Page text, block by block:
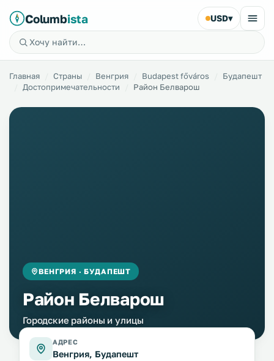
Columbista USD▾
Главная Страны Венгрия Budapest főváros
Будапешт
Достопримечательности
Район Белварош
ВЕНГРИЯ · БУДАПЕШТ
Район Белварош
Городские районы и улицы
АДРЕС
Венгрия, Будапешт